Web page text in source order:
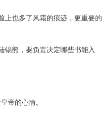
上也多了风霜的痕迹，更重要的
锡熊，要负责决定哪些书能入
帝的心情。